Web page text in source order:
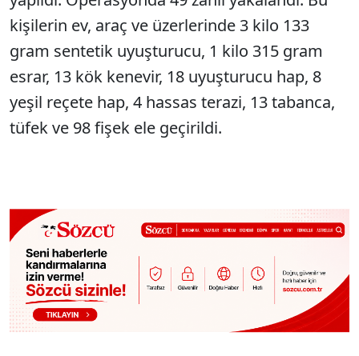
kişilerin ev, araç ve üzerlerinde 3 kilo 133
gram sentetik uyuşturucu, 1 kilo 315 gram
esrar, 13 kök kenevir, 18 uyuşturucu hap, 8
yeşil reçete hap, 4 hassas terazi, 13 tabanca,
tüfek ve 98 fişek ele geçirildi.